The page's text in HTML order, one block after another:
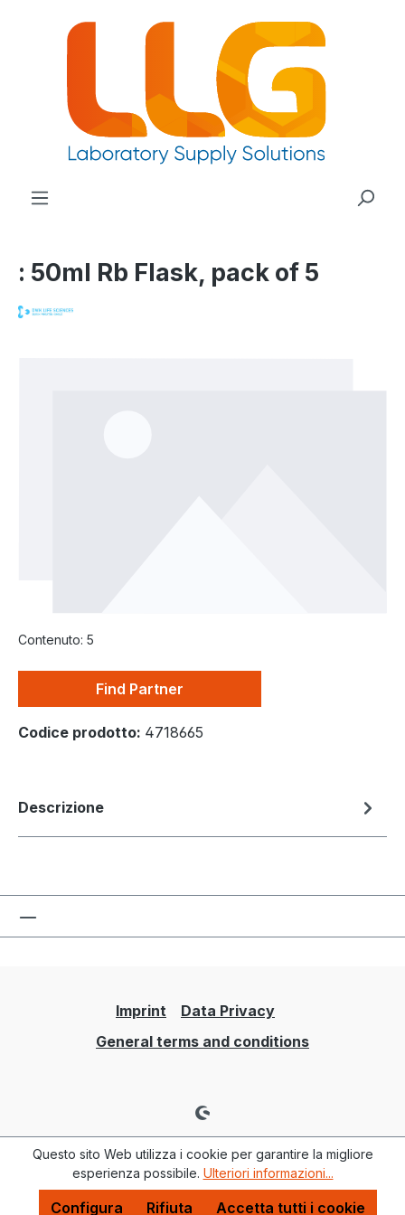
principale
: 50ml Rb Flask, pack of 5
Contenuto: 5
Find Partner
Codice prodotto: 4718665
Descrizione
Imprint
Data Privacy
General terms and conditions
Questo sito Web utilizza i cookie per garantire la migliore
esperienza possibile. Ulteriori informazioni...
Rifiuta
Configura Accetta tutti i cookie